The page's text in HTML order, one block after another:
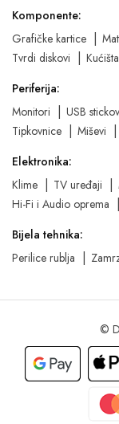
Komponente:
Grafičke kartice
Tvrdi diskovi
Kućišta
Periferija:
Monitori
USB
Tipkovnice
Miševi
Elektronika:
Klime
TV uređaji
Hi-Fi i Audio oprema
Bijela tehnika:
Perilice rublja
©